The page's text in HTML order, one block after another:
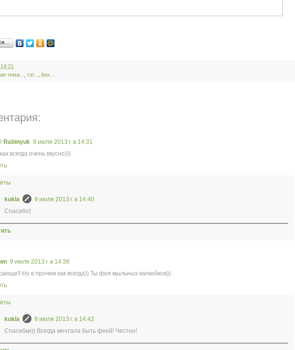
14:21
тема... тэг... box...
Rabinyuk 9 июля 2013 г. в 14:31
всегда очень вкусно)))
kukla
9 июля 2013 г. в 14:40
Cпасибо)
9 июля 2013 г. в 14:36
Ну в прочем как всегда)) Ты фея мыльных капкейков))
kukla
9 июля 2013 г. в 14:42
Спасибки)) Всегда мечтала быть феей! Честно!